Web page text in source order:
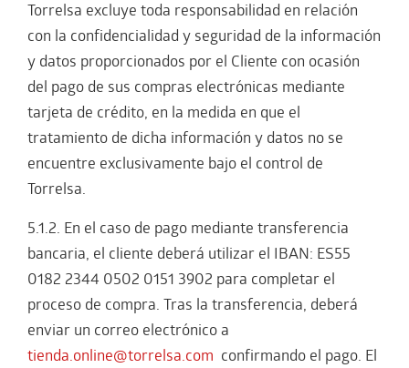
Torrelsa excluye toda responsabilidad en relación
con la confidencialidad y seguridad de la información
y datos proporcionados por el Cliente con ocasión
del pago de sus compras electrónicas mediante
tarjeta de crédito, en la medida en que el
tratamiento de dicha información y datos no se
encuentre exclusivamente bajo el control de
Torrelsa.
5.1.2. En el caso de pago mediante transferencia
bancaria, el cliente deberá utilizar el IBAN: ES55
0182 2344 0502 0151 3902 para completar el
proceso de compra. Tras la transferencia, deberá
enviar un correo electrónico a
tienda.online@torrelsa.com confirmando el pago. El